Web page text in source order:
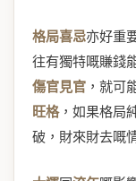
格局喜忌亦好重
往有獨特嘅賺錢
傷官見官 ，就可
旺格，如果格局
破，財來財去嘅